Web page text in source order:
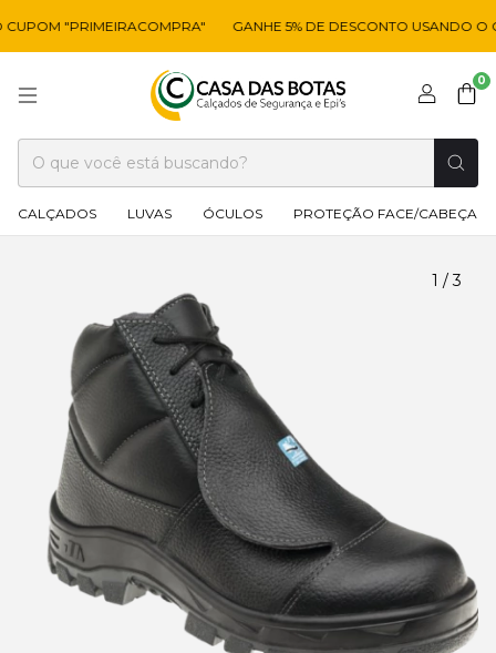
"PRIMEIRACOMPRA" GANHE 5% DE DESCONTO USANDO O
0
CALÇADOS LUVAS ÓCULOS PROTEÇÃO FACE/CABEÇA
1 /3